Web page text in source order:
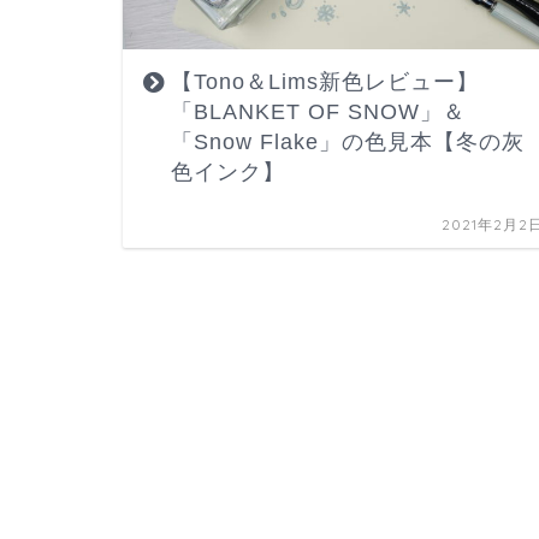
【Tono＆Lims新色レビュー】
「BLANKET OF SNOW」＆
「Snow Flake」の色見本【冬の灰
色インク】
2021年2月2